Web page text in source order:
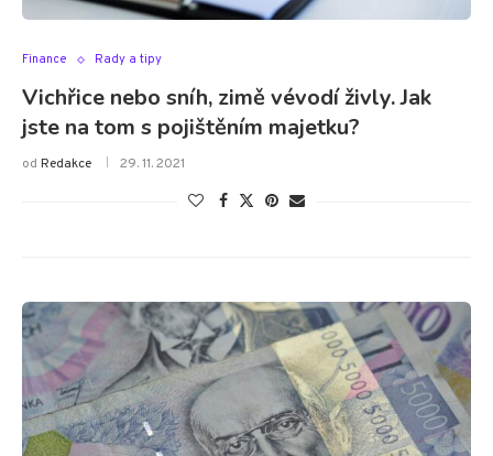
Finance Rady a tipy
Vichřice nebo sníh, zimě vévodí živly. Jak
jste na tom s pojištěním majetku?
od Redakce 29. 11. 2021